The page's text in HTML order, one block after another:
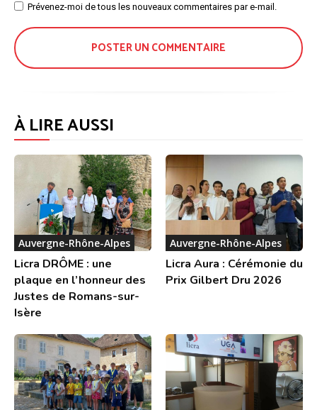
SitePrévenez-moi de tous les nouveaux commentaires par e-mail.
À LIRE AUSSI
Auvergne-Rhône-Alpes
Licra DRÔME : une
plaque en l’honneur des
Justes de Romans-sur-
Isère
Auvergne-Rhône-Alpes
Licra Aura : Cérémonie du
Prix Gilbert Dru 2026